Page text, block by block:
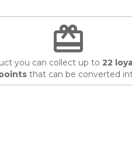
redeem
you can collect up to 22
that can be converted